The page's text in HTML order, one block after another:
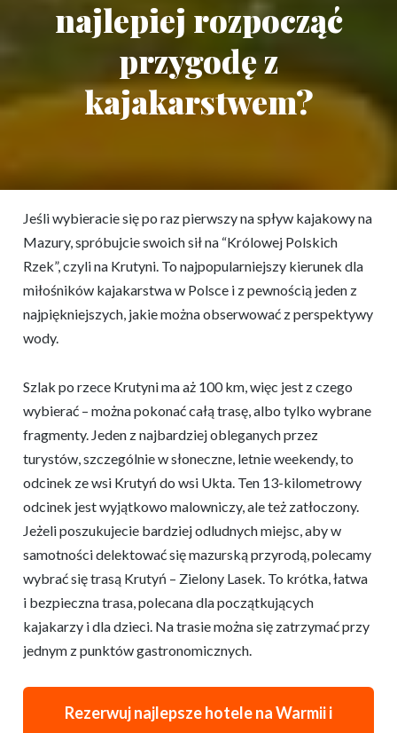
najlepiej rozpocząć
przygodę z
kajakarstwem?
Jeśli wybieracie się po raz pierwszy na spływ kajakowy na
Mazury, spróbujcie swoich sił na “Królowej Polskich
Rzek”, czyli na Krutyni. To najpopularniejszy kierunek dla
miłośników kajakarstwa w Polsce i z pewnością jeden z
najpiękniejszych, jakie można obserwować z perspektywy
wody.
Szlak po rzece Krutyni ma aż 100 km, więc jest z czego
wybierać – można pokonać całą trasę, albo tylko wybrane
fragmenty. Jeden z najbardziej obleganych przez
turystów, szczególnie w słoneczne, letnie weekendy, to
odcinek ze wsi Krutyń do wsi Ukta. Ten 13-kilometrowy
odcinek jest wyjątkowo malowniczy, ale też zatłoczony.
Jeżeli poszukujecie bardziej odludnych miejsc, aby w
samotności delektować się mazurską przyrodą, polecamy
wybrać się trasą Krutyń – Zielony Lasek. To krótka, łatwa
i bezpieczna trasa, polecana dla początkujących
kajakarzy i dla dzieci. Na trasie można się zatrzymać przy
jednym z punktów gastronomicznych.
Rezerwuj najlepsze hotele na Warmii i